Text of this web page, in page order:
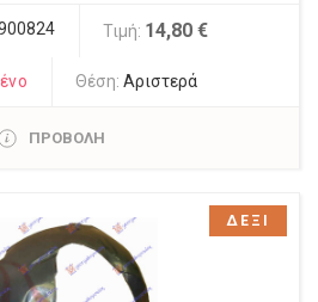
Τιμή: 14,80 €
Θέση:Αριστερά
ΠΡΟΒΟΛΗ
ΔΕΞΙ